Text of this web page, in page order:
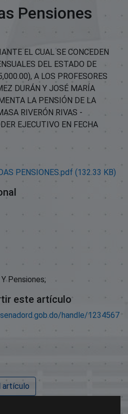
Pensiones
EL CUAL SE CONCEDEN
DEL ESTADO DE
A LOS PROFESORES
DURÁN Y JOSÉ MARÍA
LA PENSIÓN DE LA
RIVERÓN RIVAS -
EJECUTIVO EN FECHA
PENSIONES.pdf (132.33 KB)
Pensiones;
este artículo
handle/1234567
artículo